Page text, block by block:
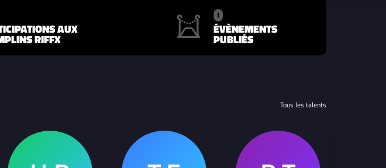
AUX
RIFFX
0
ÉVÈNEMENTS
PUBLIÉS
Tous les talents